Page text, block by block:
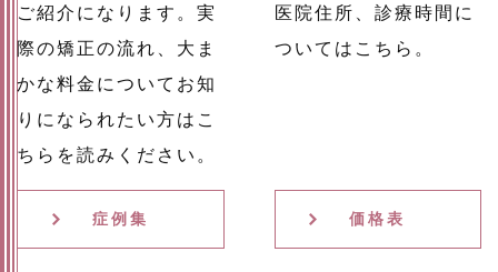
ご紹介になります。実
際の矯正の流れ、大ま
かな料金についてお知
りになられたい方はこ
ちらを読みください。
医院住所、診療時間に
ついてはこちら。
症例集 価格表